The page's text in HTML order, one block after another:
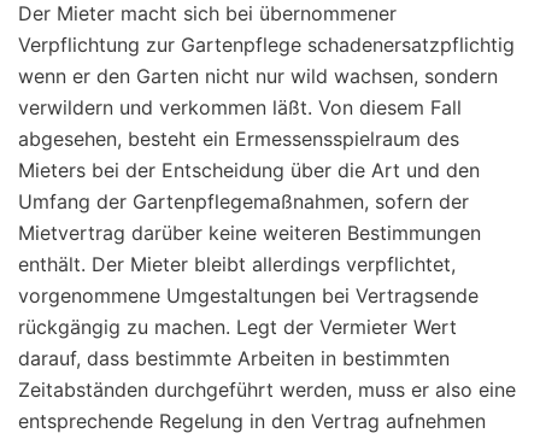
Der Mieter macht sich bei übernommener
Verpflichtung zur Gartenpflege schadenersatzpflichtig
wenn er den Garten nicht nur wild wachsen, sondern
verwildern und verkommen läßt. Von diesem Fall
abgesehen, besteht ein Ermessensspielraum des
Mieters bei der Entscheidung über die Art und den
Umfang der Gartenpflegemaßnahmen, sofern der
Mietvertrag darüber keine weiteren Bestimmungen
enthält. Der Mieter bleibt allerdings verpflichtet,
vorgenommene Umgestaltungen bei Vertragsende
rückgängig zu machen. Legt der Vermieter Wert
darauf, dass bestimmte Arbeiten in bestimmten
Zeitabständen durchgeführt werden, muss er also eine
entsprechende Regelung in den Vertrag aufnehmen